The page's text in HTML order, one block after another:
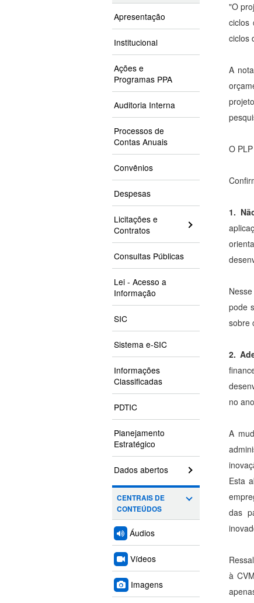
Apresentação
Institucional
Ações e
Programas PPA
Auditoria Interna
Processos de
Contas Anuais
Convênios
Despesas
Licitações e
Contratos
Consultas Públicas
Lei - Acesso a
Informação
SIC
Sistema e-SIC
Informações
Classificadas
PDTIC
Planejamento
Estratégico
Dados abertos
CENTRAIS DE
CONTEÚDOS
Áudios
Vídeos
Imagens
"O
ciclos
ciclos
A
O
1.
pode
sobre
2.
no
A
Esta
das
à